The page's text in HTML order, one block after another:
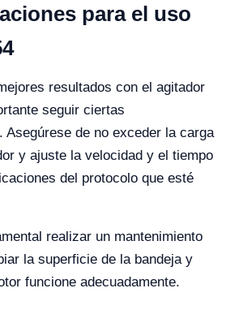
para el uso
resultados con el agitador
seguir ciertas
Asegúrese de no exceder la carga
y ajuste la velocidad y el tiempo
del protocolo que esté
realizar un mantenimiento
la superficie de la bandeja y
funcione adecuadamente.